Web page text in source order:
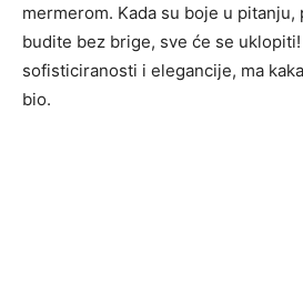
mermerom. Kada su boje u
budite bez brige, sve će se
sofisticiranosti i elegancije, ma
bio.